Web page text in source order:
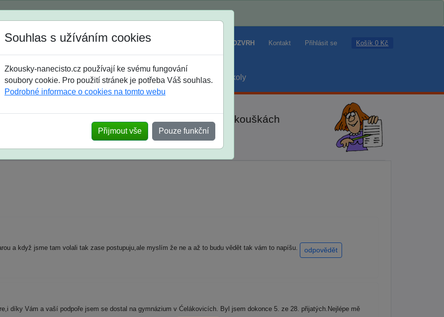
Jak si vybrat ROZVRH Kontakt Přihlásit se Košík 0 Kč
8. třída 9. třída střední maturanti soutěže prázdniny školy
SŠ? Vaše ohlasy po skutečných přijímacích zkouškách
Souhlas s užíváním cookies
Zkousky-nanecisto.cz používají ke svému fungování
soubory cookie. Pro použití stránek je potřeba Váš souhlas.
Podrobné informace o cookies na tomto webu
Přijmout vše Pouze funkční
a když jsme tam volali tak zase postupuju,ale myslím že ne a až to budu vědět tak vám to napíšu. odpovědět
díky Vám a vaší podpoře jsem se dostal na gymnázium v Ćelákovicích. Byl jsem dokonce 5. ze 28. přijatých.Nejlépe mě